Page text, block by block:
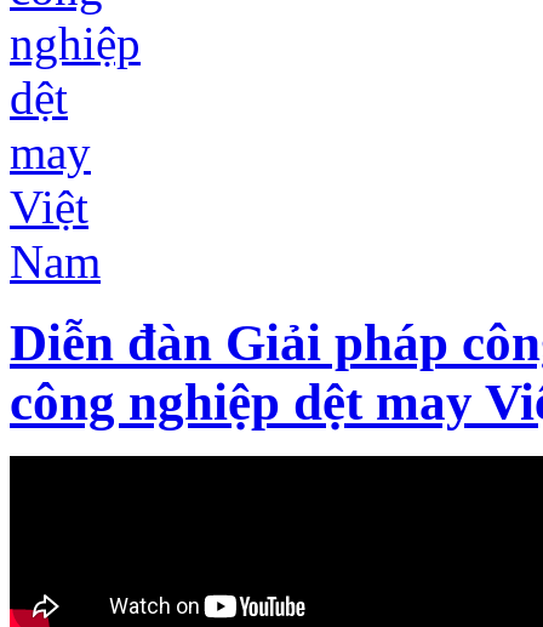
Diễn đàn Giải pháp
công nghiệp dệt may